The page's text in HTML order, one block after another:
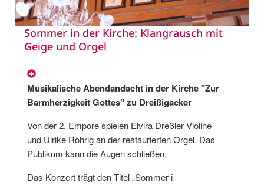
Sommer in der Kirche: Klangrausch mit
Geige und Orgel
Musikalische Abendandacht in der Kirche "Zur
Barmherzigkeit Gottes" zu Dreißigacker
Von der 2. Empore spielen Elvira Dreßler Violine
und Ulrike Röhrig an der restaurierten Orgel. Das
Publikum kann die Augen schließen.
Das Konzert trägt den Titel „Sommer i